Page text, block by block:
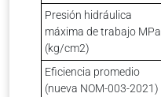
Presión hidráulica
máxima de trabajo MPa
(kg/cm2)
Eficiencia promedio
(nueva NOM-003-2021)